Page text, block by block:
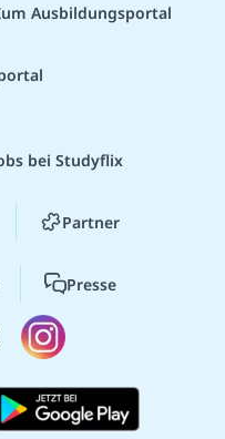
Ausbildungsportal
bei Studyflix
Partner
Presse